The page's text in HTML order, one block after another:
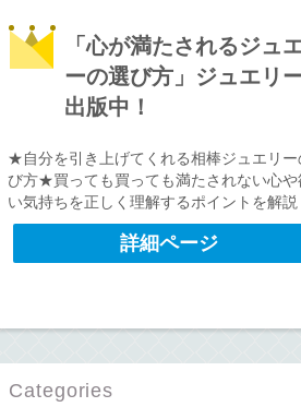
「心が満たされるジュ
ーの選び方」ジュエリ
出版中！
★自分を引き上げてくれる相棒ジュエリー
び方★買っても買っても満たされない心や
い気持ちを正しく理解するポイントを解説
詳細ページ
Categories